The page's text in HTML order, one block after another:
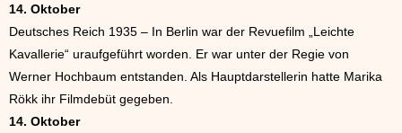
14. Oktober
Deutsches Reich 1935 – In Berlin war der Revuefilm „Leichte
Kavallerie“ uraufgeführt worden. Er war unter der Regie von
Werner Hochbaum entstanden. Als Hauptdarstellerin hatte Marika
Rökk ihr Filmdebüt gegeben.
14. Oktober